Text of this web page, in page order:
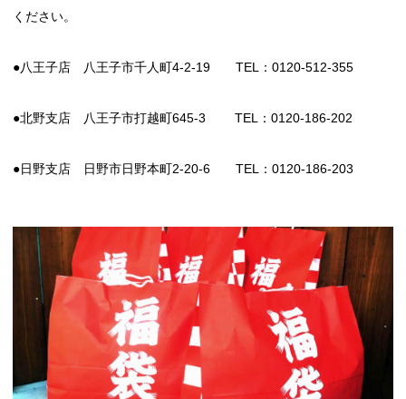
ください。
●八王子店 八王子市千人町4-2-19 TEL：0120-512-355
●北野支店 八王子市打越町645-3 TEL：0120-186-202
●日野支店 日野市日野本町2-20-6 TEL：0120-186-203